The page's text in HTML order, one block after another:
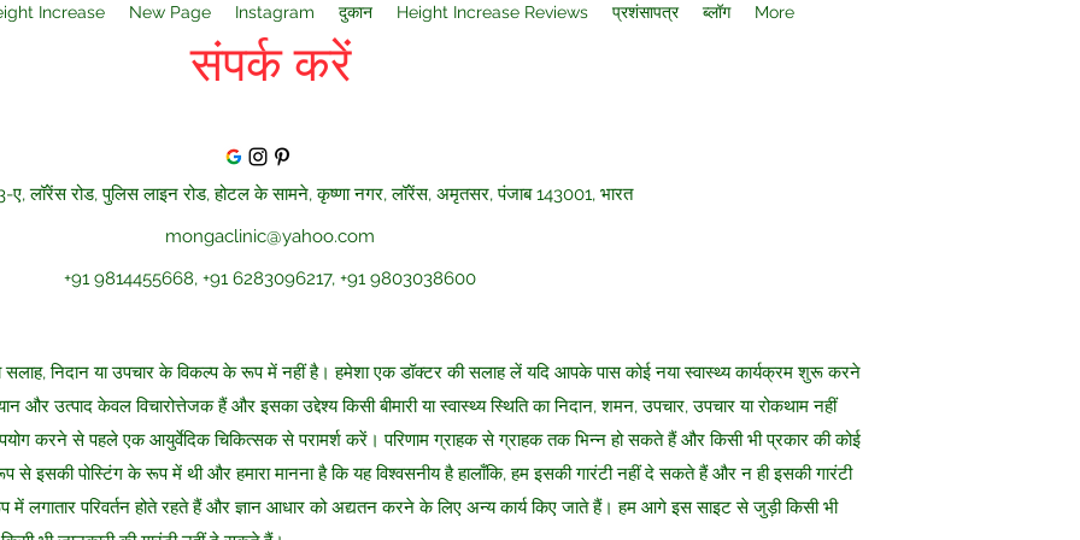
Increase New Page Instagram दुकान Height Increase Reviews प्रशंसापत्र ब्लॉग More
संपर्क करें
ए, लॉरेंस रोड, पुलिस लाइन रोड, होटल के सामने, कृष्णा नगर, लॉरेंस, अमृतसर, पंजाब 143001, भारत
mongaclinic@yahoo.com
+91 9814455668, +91 6283096217, +91 9803038600
सलाह, निदान या उपचार के विकल्प के रूप में नहीं है। हमेशा एक डॉक्टर की सलाह लें यदि आपके पास कोई नया स्वास्थ्य कार्यक्रम शुरू करने
उत्पाद केवल विचारोत्तेजक हैं और इसका उद्देश्य किसी बीमारी या स्वास्थ्य स्थिति का निदान, शमन, उपचार, उपचार या रोकथाम नहीं
करने से पहले एक आयुर्वेदिक चिकित्सक से परामर्श करें। परिणाम ग्राहक से ग्राहक तक भिन्न हो सकते हैं और किसी भी प्रकार की कोई
से इसकी पोस्टिंग के रूप में थी और हमारा मानना है कि यह विश्वसनीय है हालाँकि, हम इसकी गारंटी नहीं दे सकते हैं और न ही इसकी गारंटी
लगातार परिवर्तन होते रहते हैं और ज्ञान आधार को अद्यतन करने के लिए अन्य कार्य किए जाते हैं। हम आगे इस साइट से जुड़ी किसी भी